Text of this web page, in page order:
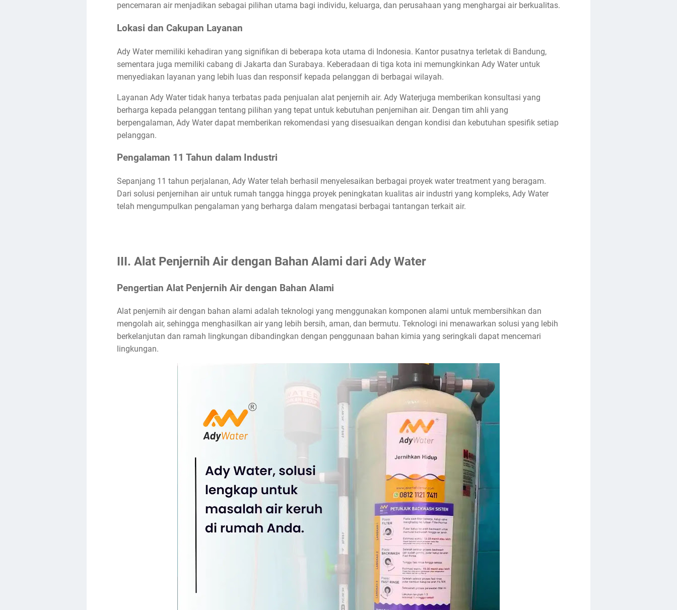
pencemaran air menjadikan sebagai pilihan utama bagi individu, keluarga, dan perusahaan yang menghargai air berkualitas.
Lokasi dan Cakupan Layanan
Ady Water memiliki kehadiran yang signifikan di beberapa kota utama di Indonesia. Kantor pusatnya terletak di Bandung,
sementara juga memiliki cabang di Jakarta dan Surabaya. Keberadaan di tiga kota ini memungkinkan Ady Water untuk
menyediakan layanan yang lebih luas dan responsif kepada pelanggan di berbagai wilayah.
Layanan Ady Water tidak hanya terbatas pada penjualan alat penjernih air. Ady Waterjuga memberikan konsultasi yang
berharga kepada pelanggan tentang pilihan yang tepat untuk kebutuhan penjernihan air. Dengan tim ahli yang
berpengalaman, Ady Water dapat memberikan rekomendasi yang disesuaikan dengan kondisi dan kebutuhan spesifik setiap
pelanggan.
Pengalaman 11 Tahun dalam Industri
Sepanjang 11 tahun perjalanan, Ady Water telah berhasil menyelesaikan berbagai proyek water treatment yang beragam.
Dari solusi penjernihan air untuk rumah tangga hingga proyek peningkatan kualitas air industri yang kompleks, Ady Water
telah mengumpulkan pengalaman yang berharga dalam mengatasi berbagai tantangan terkait air.
III. Alat Penjernih Air dengan Bahan Alami dari Ady Water
Pengertian Alat Penjernih Air dengan Bahan Alami
Alat penjernih air dengan bahan alami adalah teknologi yang menggunakan komponen alami untuk membersihkan dan
mengolah air, sehingga menghasilkan air yang lebih bersih, aman, dan bermutu. Teknologi ini menawarkan solusi yang lebih
berkelanjutan dan ramah lingkungan dibandingkan dengan penggunaan bahan kimia yang seringkali dapat mencemari
lingkungan.